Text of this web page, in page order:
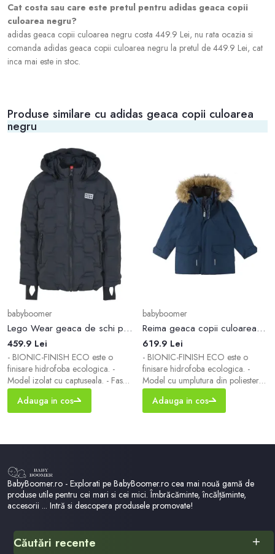
Cat costa sau care este pretul pentru adidas geaca copii
culoarea negru?
adidas geaca copii culoarea negru costa 449.9 Lei, nu rata ocazia si
comanda adidas geaca copii culoarea negru la pretul de 449.9 Lei, cat
inca mai este in stoc.
Produse similare cu adidas geaca copii culoarea
negru
babyboomer
Lego Wear geaca de schi pentru copii culoarea gri
459.9 Lei
- BIONIC-FINISH ECO este o
finisare hidrofoba ecologica. -
Model izolat cu captuseala. - Fason
drept. - Buzunare incheiate. -
Gluga detasabila. - Incheiere cu
fermoar. - Model rezistent la apa. -
Adauga in cos
babyboomer
Reima geaca copii culoarea albastru marin
619.9 Lei
- BIONIC-FINISH ECO este o
finisare hidrofoba ecologica. -
Model cu umplutura din poliester
reciclat 100%. - Model certificat
Bluesign® Standard. Un produs cu
acest marcaj este sigur pentru
Adauga in cos
BabyBoomer.ro - Explorati pe BabyBoomer.ro cea mai nouă gamă de
produse utile pentru cei mari si cei mici. Îmbrăcăminte, încălțăminte,
accesorii ... Intră si descopera produsele promovate!
Căutări recente